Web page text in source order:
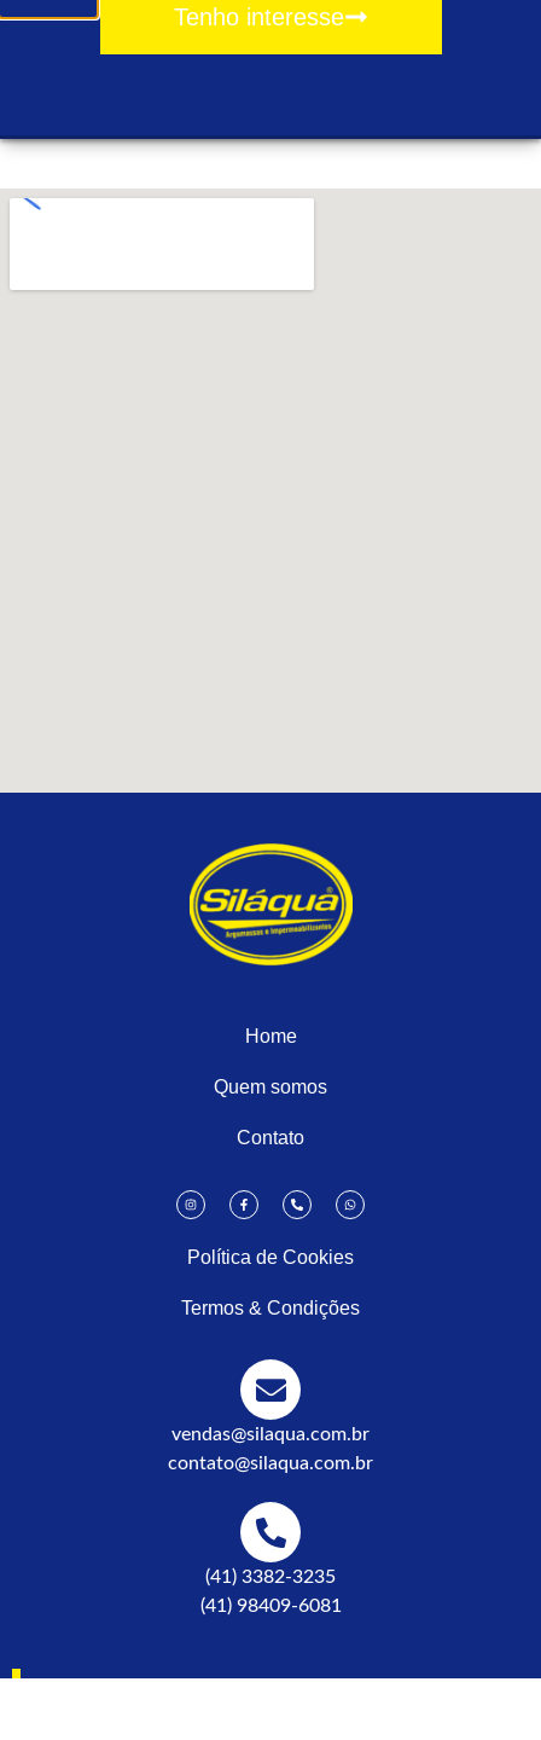
Tenho interesse
Home
Quem somos
Contato
Política de Cookies
Termos & Condições
vendas@silaqua.com.br
contato@silaqua.com.br
(41) 3382-3235
(41) 98409-6081